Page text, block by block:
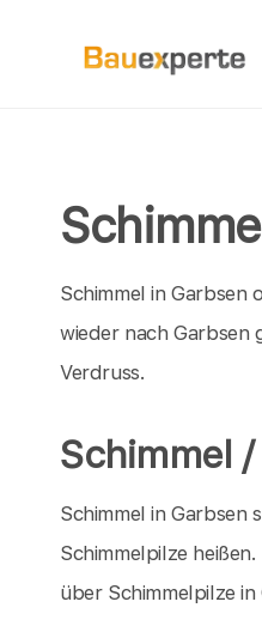
Schimmel in Garbsen
wieder nach Garbsen
Verdruss.
Schimmel
Schimmel in Garbsen
Schimmelpilze
über Schimmelpilze